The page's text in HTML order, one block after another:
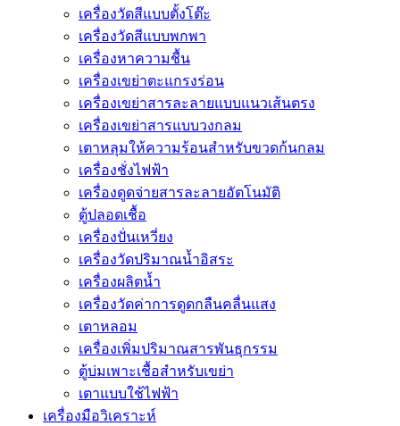
เครื่องวัดสีแบบตั้งโต๊ะ
เครื่องวัดสีแบบพกพา
เครื่องหาความชื้น
เครื่องเขย่าตะแกรงร่อน
เครื่องเขย่าสารละลายแบบแนวเส้นตรง
เครื่องเขย่าสารแบบวงกลม
เตาหลุมให้ความร้อนสำหรับขวดก้นกลม
เครื่องชั่งไฟฟ้า
เครื่องดูดจ่ายสารละลายอัตโนมัติ
ตู้ปลอดเชื้อ
เครื่องปั่นเหวี่ยง
เครื่องวัดปริมาณน้ำอิสระ
เครื่องผลิตน้ำ
เครื่องวัดค่าการดูดกลืนคลื่นแสง
เตาหลอม
เครื่องเพิ่มปริมาณสารพันธุกรรม
ตู้บ่มเพาะเชื้อสำหรับเขย่า
เตาแบบใช้ไฟฟ้า
เครื่องมือวิเคราะห์